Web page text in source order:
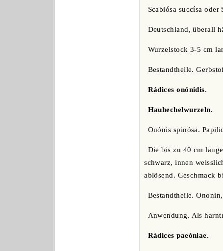
Scabiósa succísa oder
Deutschland, überall
Wurzelstock 3-5 cm
Bestandtheile.
Rádices onónidis.
Hauhechelwurzeln.
Onónis spinósa.
Die bis zu 40 cm
schwarz, innen
ablösend. Geschmack
Bestandtheile.
Anwendung. Als
Rádices paeóniae.